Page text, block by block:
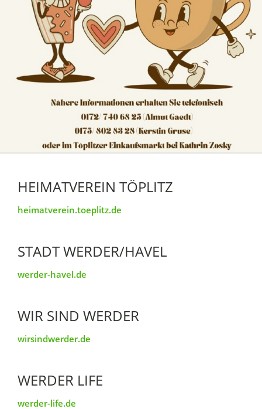
HEIMATVEREIN TÖPLITZ
heimatverein.toeplitz.de
STADT WERDER/HAVEL
werder-havel.de
WIR SIND WERDER
wirsindwerder.de
WERDER LIFE
werder-life.de